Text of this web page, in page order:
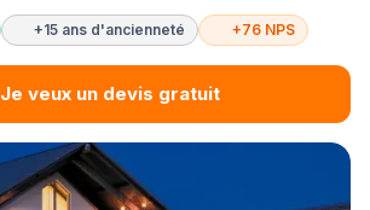
+15 ans d'ancienneté +76 NPS
Je veux un devis gratuit